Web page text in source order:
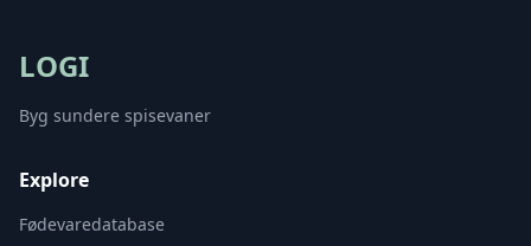
LOGI
Byg sundere spisevaner
Explore
Fødevaredatabase